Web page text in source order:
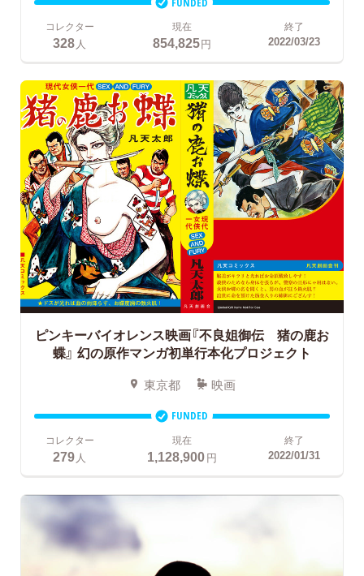
コレクター
328人
現在
854,825円
終了
2022/03/23
ピンキーバイオレンス映画『不良姐御伝 猪の鹿お
蝶』 幻の原作マンガ初単行本化プロジェクト
東京都 映画
FUNDED
コレクター
279 人
現在
1,128,900円
終了
2022/01/31